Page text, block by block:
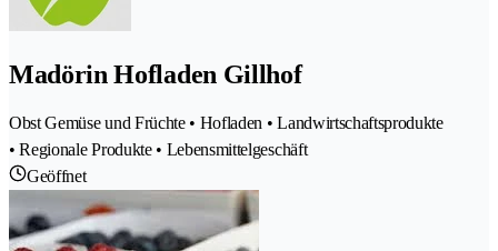
Madörin Hofladen Gillhof
Obst Gemüse und Früchte • Hofladen • Landwirtschaftsprodukte
• Regionale Produkte • Lebensmittelgeschäft
Geöffnet